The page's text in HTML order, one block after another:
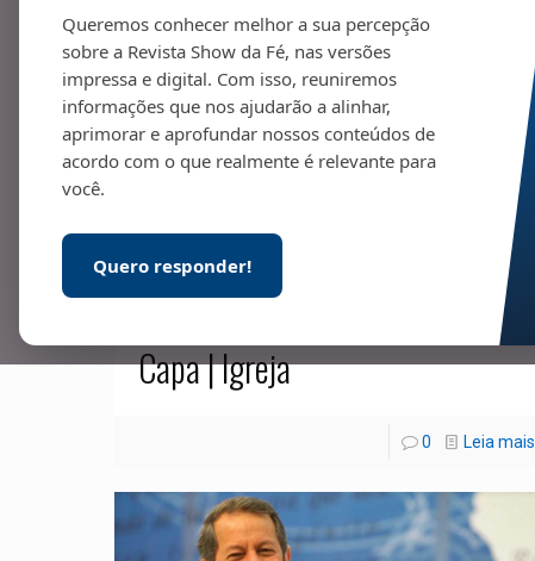
Queremos conhecer melhor a sua percepção
sobre a Revista Show da Fé, nas versões
impressa e digital. Com isso, reuniremos
informações que nos ajudarão a alinhar,
aprimorar e aprofundar nossos conteúdos de
acordo com o que realmente é relevante para
você.
Quero responder!
Capa | Igreja
0 Leia mais